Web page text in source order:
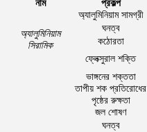
নাম
প্রকল্প
অ্যালুমিনিয়াম
সিরামিক
অ্যালুমিনিয়াম সামগ্রী
ঘনত্ব
কঠোরতা
ফ্লেক্সুরাল শক্তি
ভাঙ্গনের শক্ততা
তাপীয় শক প্রতিরোধের
পৃষ্ঠের রুক্ষতা
জল শোষণ
ঘনত্ব